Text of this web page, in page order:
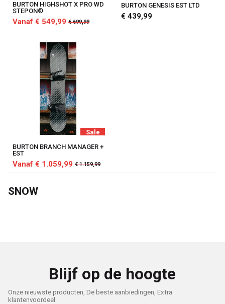
BURTON HIGHSHOT X PRO WD
STEPON®
Vanaf € 549,99 € 699,99
BURTON GENESIS EST LTD
€ 439,99
Sale
BURTON BRANCH MANAGER +
EST
Vanaf € 1.059,99 € 1.159,99
SNOW
Blijf op de hoogte
Onze nieuwste producten, De beste aanbiedingen, Extra
klantenvoordeel